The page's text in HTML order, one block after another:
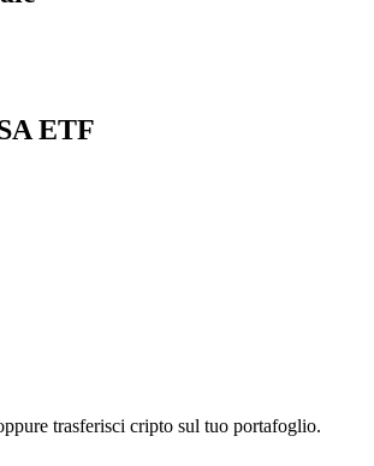
ETF
trasferisci cripto sul tuo portafoglio.